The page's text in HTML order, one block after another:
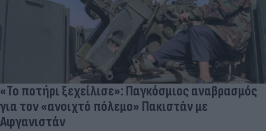
«Το ποτήρι ξεχείλισε»: Παγκόσμιος αναβρασμός
για τον «ανοιχτό πόλεμο» Πακιστάν με
Αφγανιστάν